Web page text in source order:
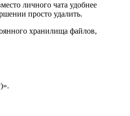
личного чата удобнее
просто удалить.
хранилища файлов,